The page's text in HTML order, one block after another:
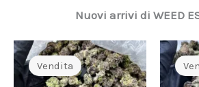
Nuovi arrivi di WEED
Vendita